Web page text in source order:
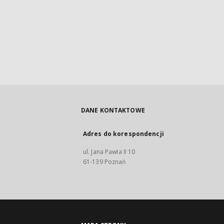
DANE KONTAKTOWE
Adres do korespondencji
ul. Jana Pawła II 10
61-139 Poznań